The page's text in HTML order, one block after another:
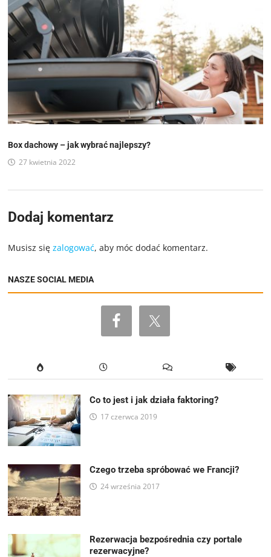
Box dachowy – jak wybrać najlepszy?
27 kwietnia 2022
Dodaj komentarz
Musisz sięzalogować, aby móc dodać komentarz.
NASZE SOCIAL MEDIA
Co to jest i jak działa faktoring?
17 czerwca 2019
Czego trzeba spróbować we Francji?
24 września 2017
Rezerwacja bezpośrednia czy portale
rezerwacyjne?